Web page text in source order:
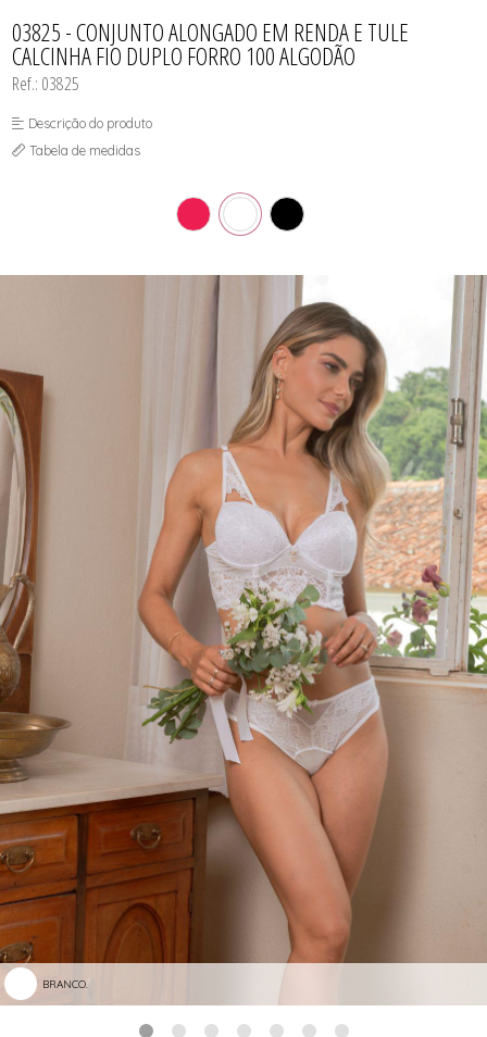
CONJUNTO
CONJUNTO BIQUÍNI
MAIÔ
TOP
03825 - CONJUNTO ALONGADO EM RENDA E TULE
CALCINHA FIO DUPLO FORRO 100 ALGODÃO
Ref.: 03825
Descrição do produto
Tabela de medidas
BRANCO.